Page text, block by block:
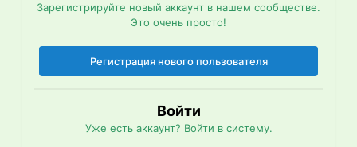
Зарегистрируйте новый аккаунт в нашем сообществе.
Это очень просто!
Регистрация нового пользователя
Войти
Уже есть аккаунт? Войти в систему.